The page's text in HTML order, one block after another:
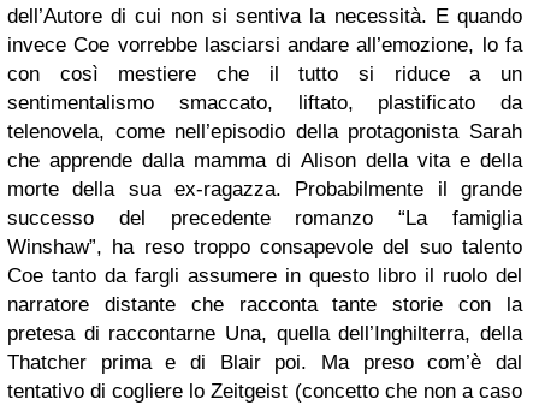
dell’Autore di cui non si sentiva la necessità. E quando
invece Coe vorrebbe lasciarsi andare all’emozione, lo fa
con così mestiere che il tutto si riduce a un
sentimentalismo smaccato, liftato, plastificato da
telenovela, come nell’episodio della protagonista Sarah
che apprende dalla mamma di Alison della vita e della
morte della sua ex-ragazza. Probabilmente il grande
successo del precedente romanzo “La famiglia
Winshaw”, ha reso troppo consapevole del suo talento
Coe tanto da fargli assumere in questo libro il ruolo del
narratore distante che racconta tante storie con la
pretesa di raccontarne Una, quella dell’Inghilterra, della
Thatcher prima e di Blair poi. Ma preso com’è dal
tentativo di cogliere lo Zeitgeist (concetto che non a caso